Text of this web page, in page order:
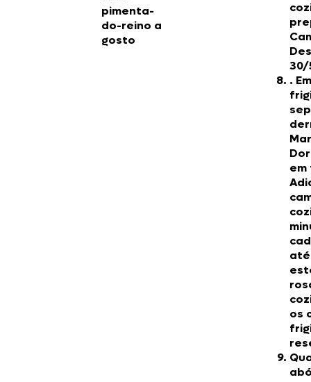
pimenta-
do-reino a
gosto
30/
.
em
os